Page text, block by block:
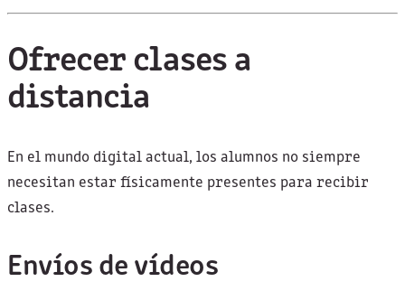
Ofrecer clases a
distancia
En el mundo digital actual, los alumnos no siempre
necesitan estar físicamente presentes para recibir
clases.
Envíos de vídeos